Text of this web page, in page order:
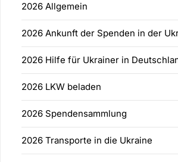
2026 Allgemein
2026 Ankunft der Spenden in der
2026 Hilfe für Ukrainer in
2026 LKW beladen
2026 Spendensammlung
2026 Transporte in die Ukraine